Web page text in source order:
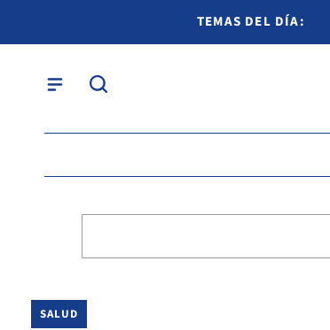
TEMAS DEL DÍA:
SALUD